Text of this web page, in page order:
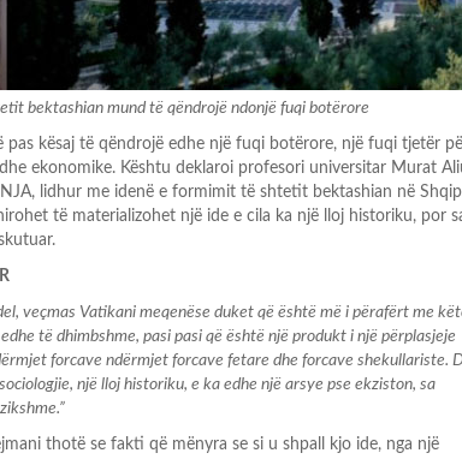
bektashian mund të qëndrojë ndonjë fuqi botërore
kësaj të qëndrojë edhe një fuqi botërore, një fuqi tjetër
ekonomike. Kështu deklaroi profesori universitar Murat
lidhur me idenë e formimit të shtetit bektashian në
të materializohet një ide e cila ka një lloj historiku, por
veçmas Vatikani meqenëse duket që është më i përafërt me
të dhimbshme, pasi pasi që është një produkt i një përplasjeje
forcave ndërmjet forcave fetare dhe forcave shekullariste.
një lloj historiku, e ka edhe një arsye pse ekziston, sa
thotë se fakti që mënyra se si u shpall kjo ide, nga një